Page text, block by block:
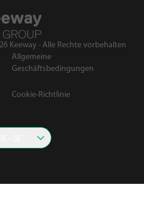
Keeway - Alle Rechte vorbehalten
Allgemeine
Geschäftsbedingungen
Cookie-Richtlinie